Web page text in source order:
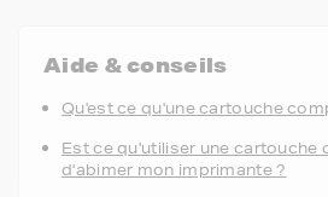
Aide & conseils
Qu'est ce qu'une cartouche
Est ce qu'utiliser une cartouche
d'abimer mon imprimante ?